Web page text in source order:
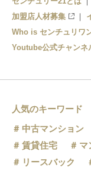
加盟店人材募集
Who is センチュリワ
Youtube公式チャンネ
人気のキーワード
中古マンション
賃貸住宅
マ
リースバック